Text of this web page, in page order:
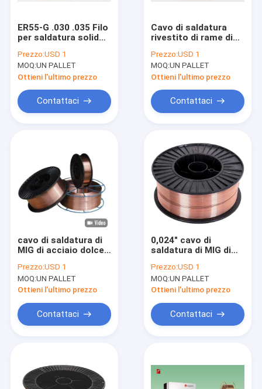
Prodotti
ER55-G .030 .035 Filo
per saldatura solido
mm 1,0 mm
Prezzo:USD 1
MOQ:UN PALLET
Ottieni l'ultimo prezzo
Contattaci
Cavo di saldatura
rivestito di rame di
1.2mm 1.0mm GMAW
SV08G2S
Prezzo:USD 1
MOQ:UN PALLET
Ottieni l'ultimo prezzo
Contattaci
cavo di saldatura di
MIG di acciaio dolce
il ghisa automatico
del corpo
Prezzo:USD 1
MOQ:UN PALLET
Ottieni l'ultimo prezzo
Contattaci
0,024" cavo di
saldatura di MIG di
acciaio galvanizzato
0.6mm 5kg
Prezzo:USD 1
MOQ:UN PALLET
Ottieni l'ultimo prezzo
Contattaci